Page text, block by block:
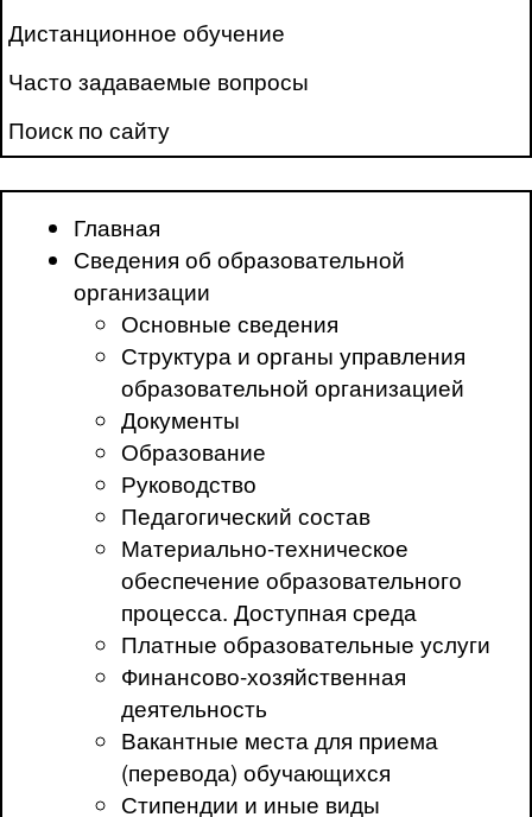
Дистанционное обучение
Часто задаваемые вопросы
Поиск по сайту
Главная
Сведения об образовательной
организации
Основные сведения
Структура и органы управления
образовательной организацией
Документы
Образование
Руководство
Педагогический состав
Материально-техническое
обеспечение образовательного
процесса. Доступная среда
Платные образовательные услуги
Финансово-хозяйственная
деятельность
Вакантные места для приема
(перевода) обучающихся
Стипендии и иные виды